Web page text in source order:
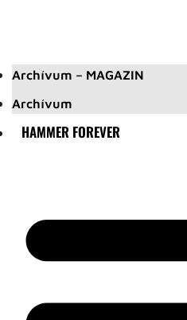
Archívum – MAGAZIN
Archívum
HAMMER FOREVER